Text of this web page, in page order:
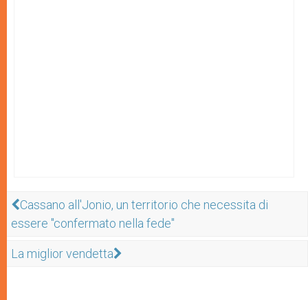
Cassano all'Jonio, un territorio che necessita di
essere "confermato nella fede"
La miglior vendetta